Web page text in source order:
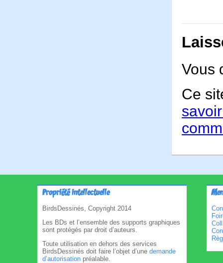
Vous
Ce
Propriété intellectuelle
BirdsDessinés, Copyright 2014
Les BDs et l’ensemble des supports graphiques
sont protégés par droit d’auteurs.
Toute utilisation en dehors des services
BirdsDessinés doit faire l’objet d’une demande
d’autorisation préalable.